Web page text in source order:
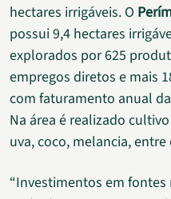
hectares irrigáveis. O
possui 9,4 hectares
explorados por 625
empregos diretos e mais
com faturamento anual
Na área é realizado
uva, coco, melancia,
“Investimentos em fontes